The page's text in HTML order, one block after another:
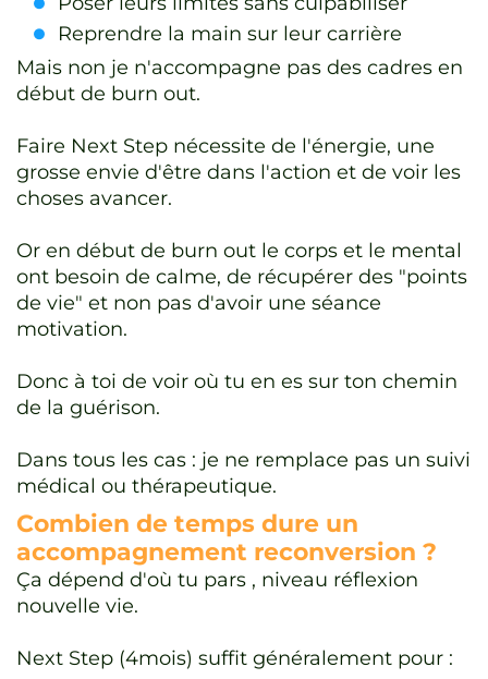
Reprendre la main sur leur carrière
Mais non je n'accompagne pas des cadres en
début de burn out.
Faire Next Step nécessite de l'énergie, une
grosse envie d'être dans l'action et de voir les
choses avancer.
Or en début de burn out le corps et le mental
ont besoin de calme, de récupérer des "points
de vie" et non pas d'avoir une séance
motivation.
Donc à toi de voir où tu en es sur ton chemin
de la guérison.
Dans tous les cas : je ne remplace pas un suivi
médical ou thérapeutique.
Combien de temps dure un
accompagnement reconversion ?
Ça dépend d'où tu pars , niveau réflexion
nouvelle vie.
Next Step (4mois) suffit généralement pour :